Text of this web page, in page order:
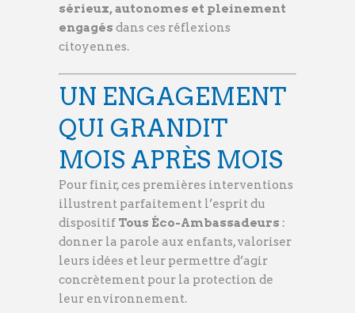
sérieux, autonomes et pleinement
engagés dans ces réflexions
citoyennes.
UN ENGAGEMENT
QUI GRANDIT
MOIS APRÈS MOIS
Pour finir, ces premières interventions
illustrent parfaitement l’esprit du
dispositif Tous Éco-Ambassadeurs :
donner la parole aux enfants, valoriser
leurs idées et leur permettre d’agir
concrètement pour la protection de
leur environnement.